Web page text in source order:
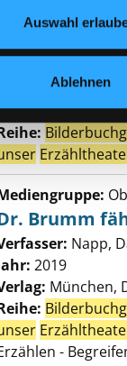
Auswahl
Ablehnen
Details
Mediengruppe:
Verfasser:Fell,
2021Verlag:
Details von
Brumm
Napp,
2019
München,
-